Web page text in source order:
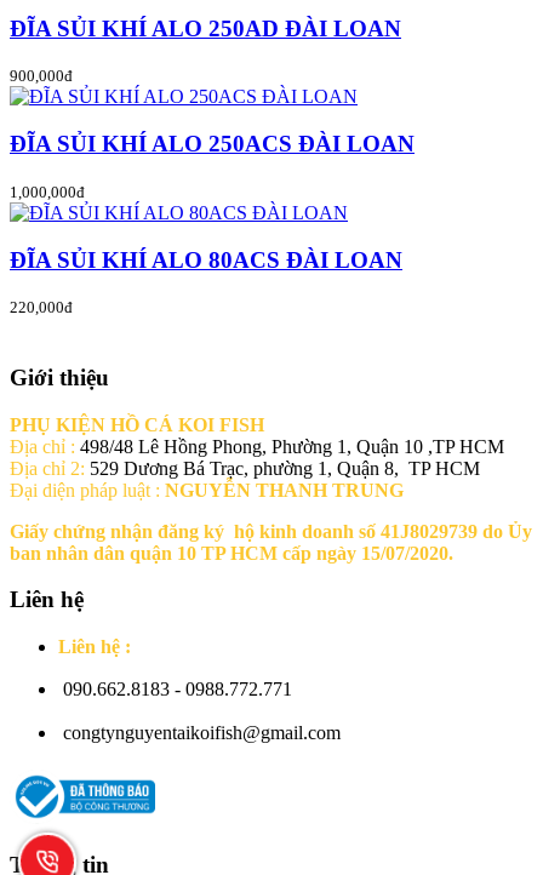
ĐĨA SỦI KHÍ ALO 250AD ĐÀI LOAN
900,000đ
ĐĨA SỦI KHÍ ALO 250ACS ĐÀI LOAN
1,000,000đ
ĐĨA SỦI KHÍ ALO 80ACS ĐÀI LOAN
220,000đ
Giới thiệu
PHỤ KIỆN HỒ CÁ KOI FISH
Địa chỉ : 498/48 Lê Hồng Phong, Phường 1, Quận 10 ,TP HCM
Địa chỉ 2: 529 Dương Bá Trạc, phường 1, Quận 8, TP HCM
Đại diện pháp luật : NGUYỄN THANH TRUNG
Giấy chứng nhận đăng ký hộ kinh doanh số 41J8029739 do Ủy
ban nhân dân quận 10 TP HCM cấp ngày 15/07/2020.
Liên hệ
Liên hệ :
090.662.8183 - 0988.772.771
congtynguyentaikoifish@gmail.com
Thông tin